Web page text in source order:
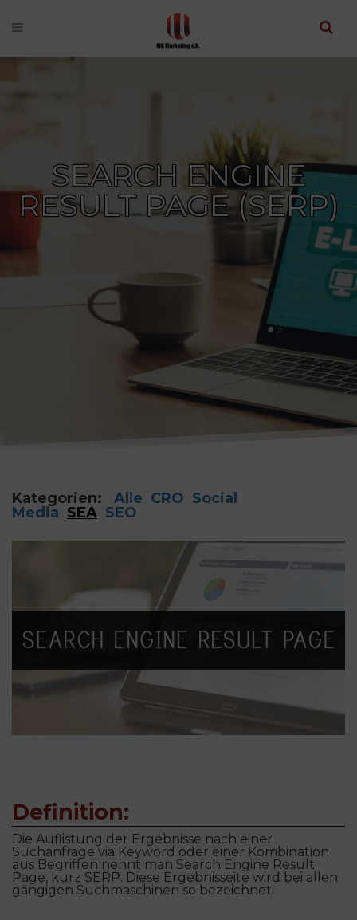
SEARCH ENGINE
RESULT PAGE (SERP)
Kategorien: Alle CRO Social
Media SEA SEO
Definition:
Die Auflistung der Ergebnisse nach einer
Suchanfrage via Keyword oder einer Kombination
aus Begriffen nennt man Search Engine Result
Page, kurz SERP. Diese Ergebnisseite wird bei allen
gängigen Suchmaschinen so bezeichnet.